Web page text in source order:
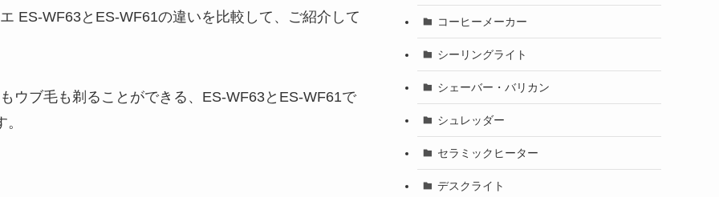
ES-WF63とES-WF61の違いを比較して、ご紹介して
ウブ毛も剃ることができる、ES-WF63とES-WF61で
コーヒーメーカー
シーリングライト
シェーバー・バリカン
シュレッダー
セラミックヒーター
デスクライト